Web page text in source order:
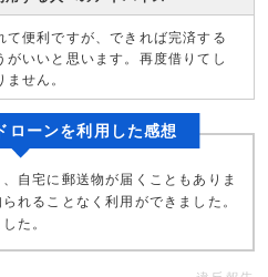
て便利ですが、できれば完済する
がいいと思います。再度借りてし
せん。
ーンを利用した感想
自宅に郵送物が届くこともありま
れることなく利用ができました。
た。